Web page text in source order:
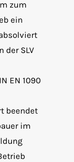
zum
ein
der SLV
EN 1090
beendet
im